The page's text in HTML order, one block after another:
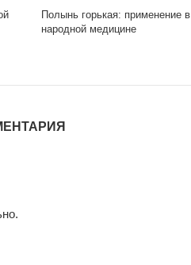
Полынь горькая: применение в
народной медицине